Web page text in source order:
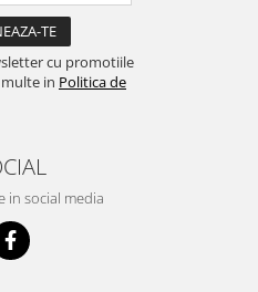
cu promotiile
in Politica de
in social media